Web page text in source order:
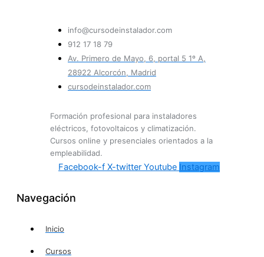
info@cursodeinstalador.com
912 17 18 79
Av. Primero de Mayo, 6, portal 5 1º A,
28922 Alcorcón, Madrid
cursodeinstalador.com
Formación profesional para instaladores
eléctricos, fotovoltaicos y climatización.
Cursos online y presenciales orientados a la
empleabilidad.
Facebook-f X-twitter Youtube Instagram
Navegación
Inicio
Cursos